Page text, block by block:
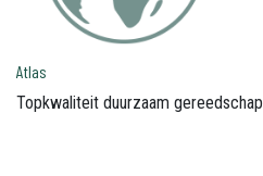
Atlas
Topkwaliteit duurzaam